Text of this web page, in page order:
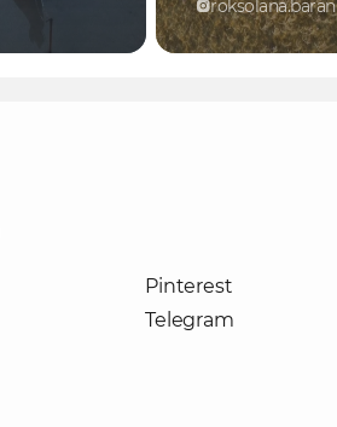
roksolana.baran
Pinterest
Telegram